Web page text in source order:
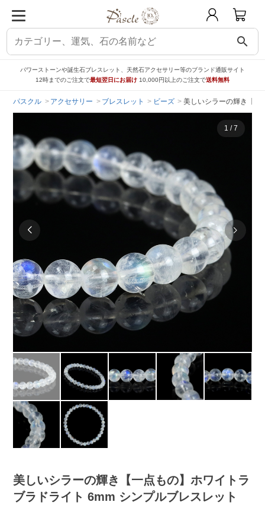
search
パワーストーンや誕生石ブレスレット、天然石アクセサリー等のブランド通販サイト
12時までのご注文で最短翌日にお届け 10,000円以上のご注文で送料無料
パスクル アクセサリー ブレスレット ビーズ 美しいシラーの輝き【一
1 /7
美しいシラーの輝き【一点もの】ホワイトラ
ブラドライト 6mm シンプルブレスレット